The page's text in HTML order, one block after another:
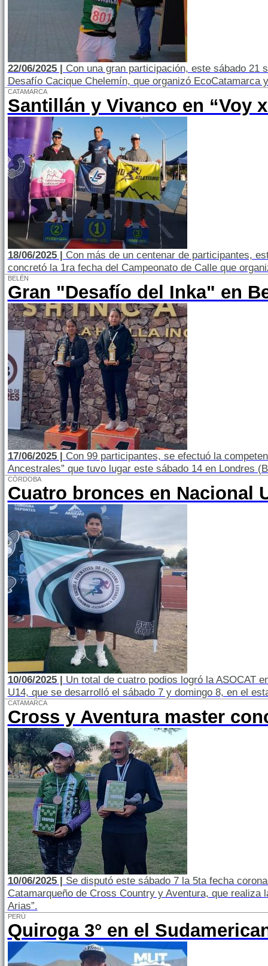
22/06/2025 | Con una gran participación, este sábado 21
Desafío Cacique Chelemín, que organizó EcoCatamarca
CATAMARCA
Santillán y Vivanco en “Voy
18/06/2025 | Con más de un centenar de participantes,
concretó la 1ra fecha del Campeonato de Calle que
BELÉN
Gran "Desafío del Inka" en
17/06/2025 | Con 99 participantes, se efectuó la
Ancestrales” que tuvo lugar este sábado 14 en Londres
CÓRDOBA
Cuatro bronces en Nacional
10/06/2025 | Un total de cuatro podios logró la ASOCAT
U14, que se desarrolló el sábado 7 y domingo 8, en el
CATAMARCA
Cross y Aventura master
10/06/2025 | Se disputó este sábado 7 la 5ta fecha
Catamarqueño de Cross Country y Aventura, que realiza
Arias”.
PERÚ
Quiroga 3° en el